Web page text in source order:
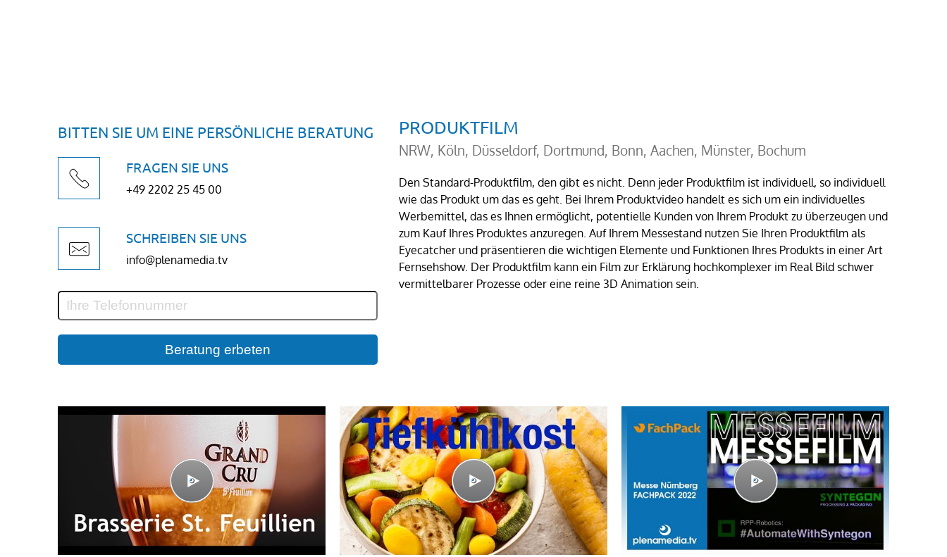
BITTEN SIE UM EINE PERSÖNLICHE BERATUNG
FRAGEN SIE UNS
+49 2202 25 45 00
SCHREIBEN SIE UNS
info@plenamedia.tv
PRODUKTFILM
NRW, Köln, Düsseldorf, Dortmund, Bonn, Aachen, Münster, Bochum
Den Standard-Produktfilm, den gibt es nicht. Denn jeder Produktfilm ist individuell, so individuell
wie das Produkt um das es geht. Bei Ihrem Produktvideo handelt es sich um ein individuelles
Werbemittel, das es Ihnen ermöglicht, potentielle Kunden von Ihrem Produkt zu überzeugen und
zum Kauf Ihres Produktes anzuregen. Auf Ihrem Messestand nutzen Sie Ihren Produktfilm als
Eyecatcher und präsentieren die wichtigen Elemente und Funktionen Ihres Produkts in einer Art
Fernsehshow. Der Produktfilm kann ein Film zur Erklärung hochkomplexer im Real Bild schwer
vermittelbarer Prozesse oder eine reine 3D Animation sein.